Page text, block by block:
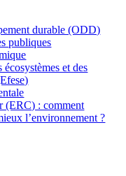
durable (ODD)
publiques
et des
(ERC) : comment
l’environnement ?